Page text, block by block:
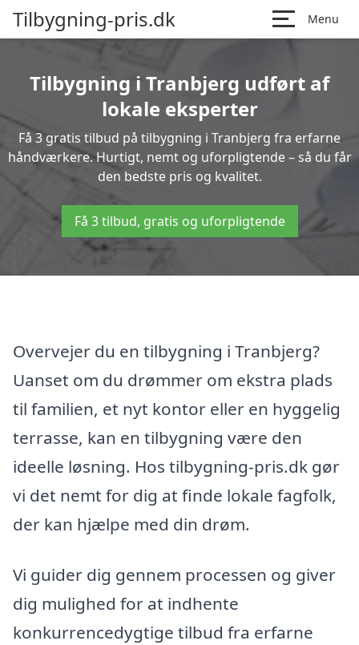
Tilbygning-pris.dk Menu
Tilbygning i Tranbjerg udført af
lokale eksperter
Få 3 gratis tilbud på tilbygning i Tranbjerg fra erfarne
håndværkere. Hurtigt, nemt og uforpligtende – så du får
den bedste pris og kvalitet.
Få 3 tilbud, gratis og uforpligtende
Overvejer du en tilbygning i Tranbjerg?
Uanset om du drømmer om ekstra plads
til familien, et nyt kontor eller en hyggelig
terrasse, kan en tilbygning være den
ideelle løsning. Hos tilbygning-pris.dk gør
vi det nemt for dig at finde lokale fagfolk,
der kan hjælpe med din drøm.
Vi guider dig gennem processen og giver
dig mulighed for at indhente
konkurrencedygtige tilbud fra erfarne